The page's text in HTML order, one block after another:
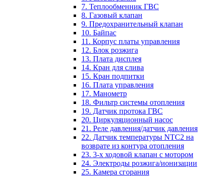
7. Теплообменник ГВС
8. Газовый клапан
9. Предохранительный клапан
10. Байпас
11. Корпус платы управления
12. Блок розжига
13. Плата дисплея
14. Кран для слива
15. Кран подпитки
16. Плата управления
17. Манометр
18. Фильтр системы отопления
19. Датчик протока ГВС
20. Циркуляционный насос
21. Реле давления/датчик давления
22. Датчик температуры NTC2 на
возврате из контура отопления
23. 3-х ходовой клапан с мотором
24. Электроды розжига/ионизации
25. Камера сгорания